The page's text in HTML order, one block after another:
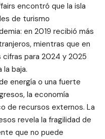
encontró que la isla
de turismo
en 2019 recibió más
mientras que en
cifras para 2024 y 2025
baja.
energía o una fuerte
la economía
de recursos externos. La
revela la fragilidad de
que no puede